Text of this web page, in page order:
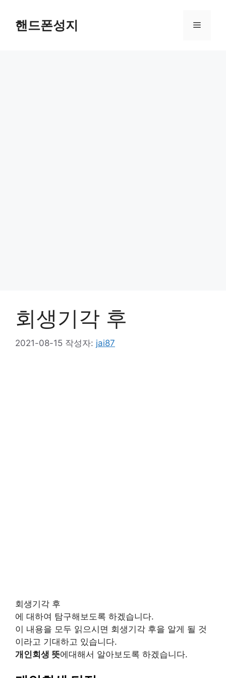
핸드폰성지 메
회생기각 후
2021-08-15 작성자: jai87
회생기각 후
에 대하여 탐구해보도록 하겠습니다.
이 내용을 모두 읽으시면 회생기각 후을 알게 될 것
이라고 기대하고 있습니다.
개인회생 뜻에대해서 알아보도록 하겠습니다.